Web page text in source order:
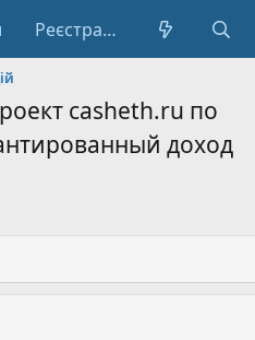
Реєстрація
casheth.ru по
доход